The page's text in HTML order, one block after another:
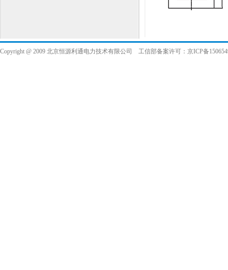
Copyright @ 2009 北京恒源利通电力技术有限公司 工信部备案许可：京ICP备